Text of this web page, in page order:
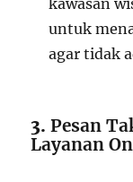
kawasan
untuk
agar tidak
3.Pesan
Layanan